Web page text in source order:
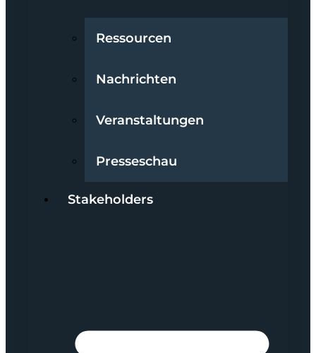
Ressourcen
Nachrichten
Veranstaltungen
Presseschau
Stakeholders